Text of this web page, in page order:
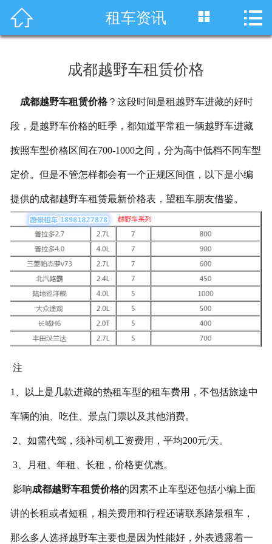
 首页
川藏线租车
服务项目
租车资讯
租车价格
成功案例
关于我们
联系我们
 租车资讯  
成都越野车租赁价格
成都越野车租赁价格？这段时间是租越野车进藏的好时
段，是越野车价格的旺季，都知道平常租一辆越野车进藏
按照车型价格区间在700-1000之间，分为高中低档不同车型
定价。但是不管怎样都会有一个正规区间值，以下是小编
提供的成都越野车租赁最新价格表，望租车朋友借鉴。
注
1、以上是几款进藏的热租车型的租车费用，不包括旅途中
车辆的油、吃住、景点门票以及其他消费。
2、如需代驾，须补司机工资费用，平均200元/天。
3、月租、年租、长租，价格更优惠。
影响成都越野车租赁价格的因素不止车型还包括小编上面
讲的长租或者短租，相关费用和行程还请联系路景租车，
那么多人选择越野车主要也是因为性能好，外表透露着一